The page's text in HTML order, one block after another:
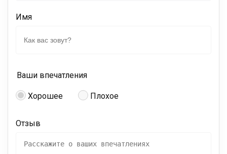
Имя
Ваши впечатления
Хорошее Плохое
Отзыв